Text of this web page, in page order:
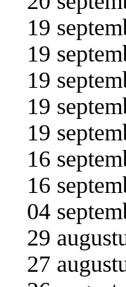
19
19
19
19
19
16
16
04
29
27